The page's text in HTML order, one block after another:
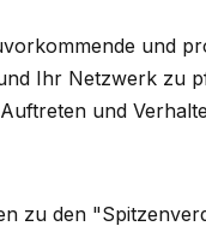
und
Ihr Netzwerk zu
und
zu den